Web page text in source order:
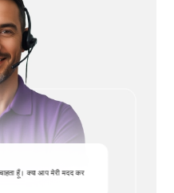
हूँ। क्या आप मेरी मदद कर